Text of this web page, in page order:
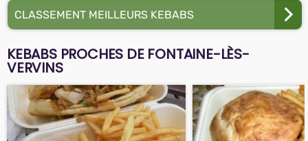
CLASSEMENT MEILLEURS KEBABS
KEBABS PROCHES DE FONTAINE-LÈS-
VERVINS